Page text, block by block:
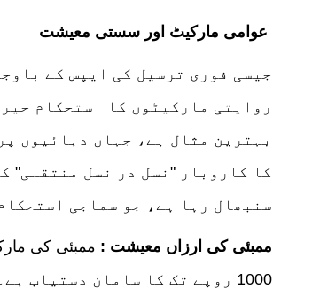
عوامی مارکیٹ اور سستی معیشت
روایتی مارکیٹوں کا استحکام
بہترین مثال ہے، جہاں دہائیوں
کا کاروبار "نسل در نسل منتقلی"
سنبھال رہا ہے، جو سماجی
ممبئی کی ارزاں معیشت :
1000 روپے تک کا سامان